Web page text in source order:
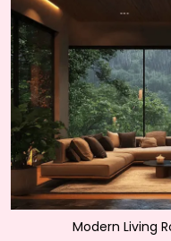
Modern Living